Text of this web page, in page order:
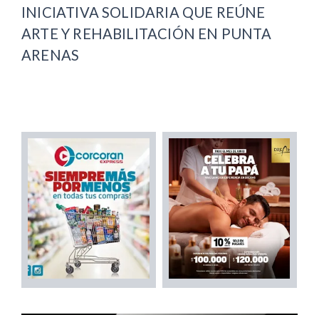
INICIATIVA SOLIDARIA QUE REÚNE
ARTE Y REHABILITACIÓN EN PUNTA
ARENAS